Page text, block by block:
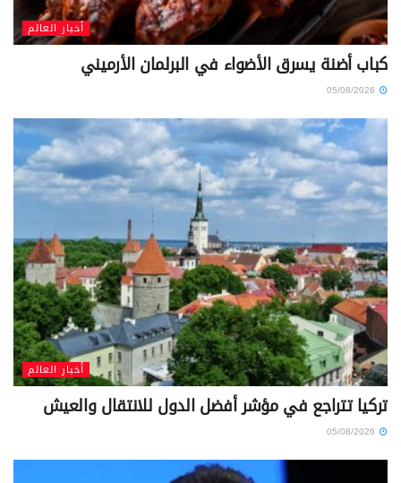
أخبار العالم
كباب أضنة يسرق الأضواء في البرلمان الأرميني
أخبار العالم
تركيا تتراجع في مؤشر أفضل الدول للانتقال والعيش